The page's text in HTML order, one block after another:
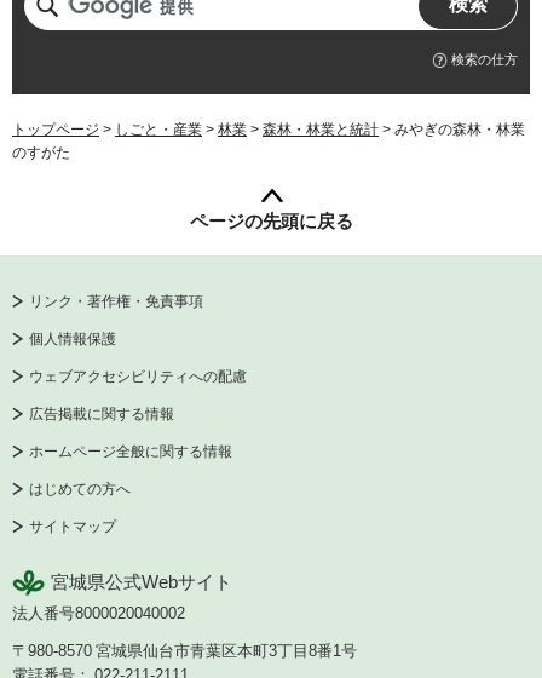
検索の仕方
トップページ > しごと・産業 > 林業 > 森林・林業と統計 > みやぎの森林・林業
のすがた
ページの先頭に戻る
リンク・著作権・免責事項
個人情報保護
ウェブアクセシビリティへの配慮
広告掲載に関する情報
ホームページ全般に関する情報
はじめての方へ
サイトマップ
宮城県公式Webサイト
法人番号8000020040002
〒980-8570 宮城県仙台市青葉区本町3丁目8番1号